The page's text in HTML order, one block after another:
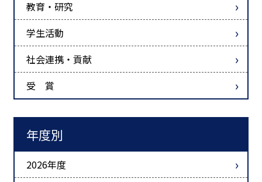
教育・研究
学生活動
社会連携・貢献
受 賞
年度別
2026年度